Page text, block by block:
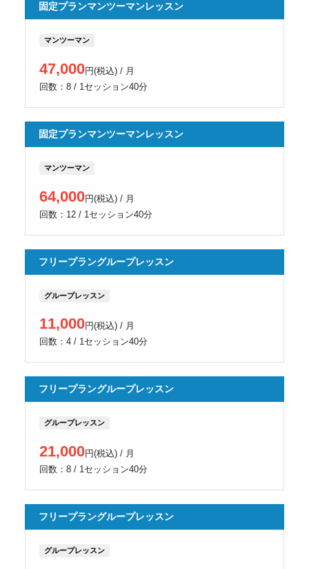
固定プランマンツーマンレッスン
マンツーマン
47,000円(税込) / 月
回数：8 / 1セッション40分
固定プランマンツーマンレッスン
マンツーマン
64,000円(税込) / 月
回数：12 / 1セッション40分
フリープラングループレッスン
グループレッスン
11,000円(税込) / 月
回数：4 / 1セッション40分
フリープラングループレッスン
グループレッスン
21,000円(税込) / 月
回数：8 / 1セッション40分
フリープラングループレッスン
グループレッスン